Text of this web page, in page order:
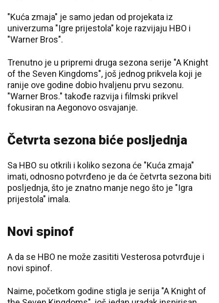
"Kuća zmaja" je samo jedan od projekata iz
univerzuma "Igre prijestola" koje razvijaju HBO i
"Warner Bros".
Trenutno je u pripremi druga sezona serije "A Knight
of the Seven Kingdoms", još jednog prikvela koji je
ranije ove godine dobio hvaljenu prvu sezonu.
"Warner Bros." takođe razvija i filmski prikvel
fokusiran na Aegonovo osvajanje.
Četvrta sezona biće posljednja
Sa HBO su otkrili i koliko sezona će "Kuća zmaja"
imati, odnosno potvrđeno je da će četvrta sezona biti
posljednja, što je znatno manje nego što je "Igra
prijestola" imala.
Novi spinof
A da se HBO ne može zasititi Vesterosa potvrđuje i
novi spinof.
Naime, početkom godine stigla je serija "A Knight of